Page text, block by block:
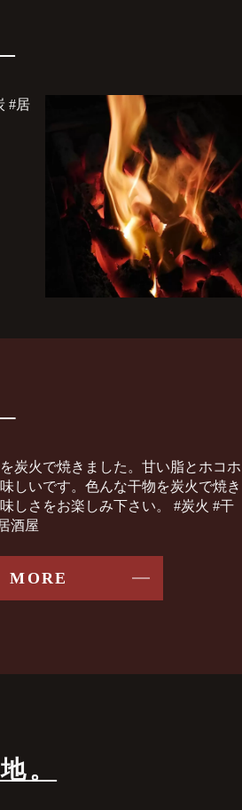
#居
炭火で焼きました。甘い脂とホコホ
しいです。色んな干物を炭火で焼き
しさをお楽しみ下さい。 #炭火 #干
酒屋
MORE
。